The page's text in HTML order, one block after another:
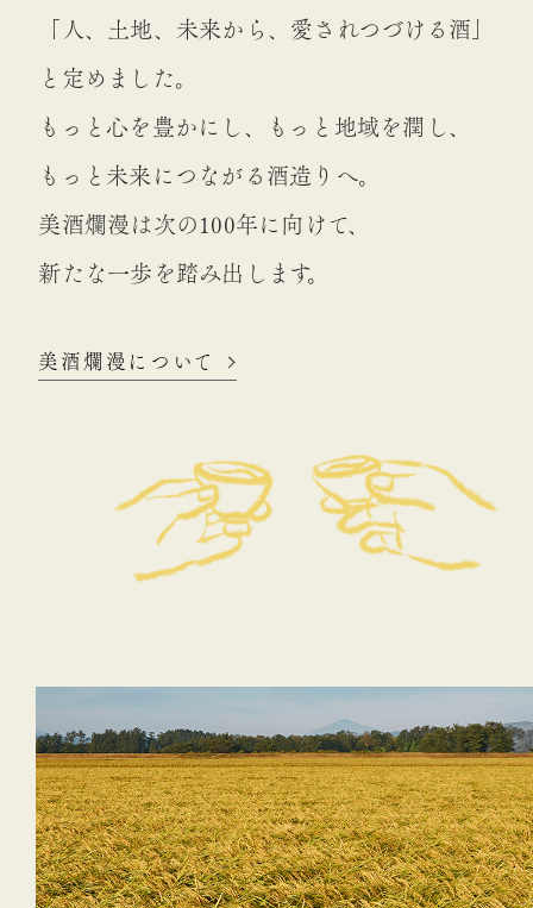
「人、土地、未来から、愛されつづける酒」
と定めました。
もっと心を豊かにし、もっと地域を潤し、
もっと未来につながる酒造りへ。
美酒爛漫は次の100年に向けて、
新たな一歩を踏み出します。
美酒爛漫について